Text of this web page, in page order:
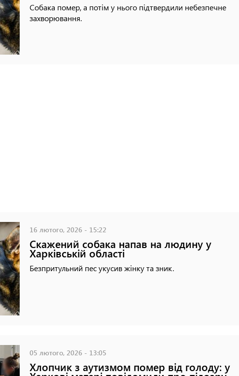
Собака помер, а потім у нього підтвердили небезпечне
захворювання.
16 лютого, 2026 - 15:22
Скажений собака напав на людину у
Харківській області
Безпритульний пес укусив жінку та зник.
05 лютого, 2026 - 13:05
Хлопчик з аутизмом помер від голоду: у